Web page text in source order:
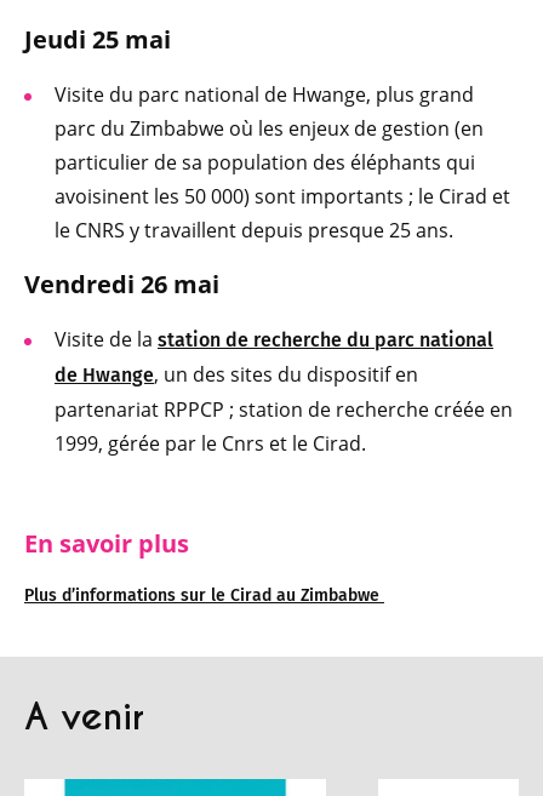
En savoir plus
Plus d’informations sur le Cirad au Zimbabwe
Jeudi 25 mai
Visite du parc national de Hwange, plus grand
parc du Zimbabwe où les enjeux de gestion (en
particulier de sa population des éléphants qui
avoisinent les 50 000) sont importants ; le Cirad et
le CNRS y travaillent depuis presque 25 ans.
Vendredi 26 mai
Visite de la station de recherche du parc national
de Hwange, un des sites du dispositif en
partenariat RPPCP ; station de recherche créée en
1999, gérée par le Cnrs et le Cirad.
A venir